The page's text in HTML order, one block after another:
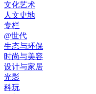
文化艺术
人文史地
专栏
@世代
生态与环保
时尚与美容
设计与家居
光影
科玩